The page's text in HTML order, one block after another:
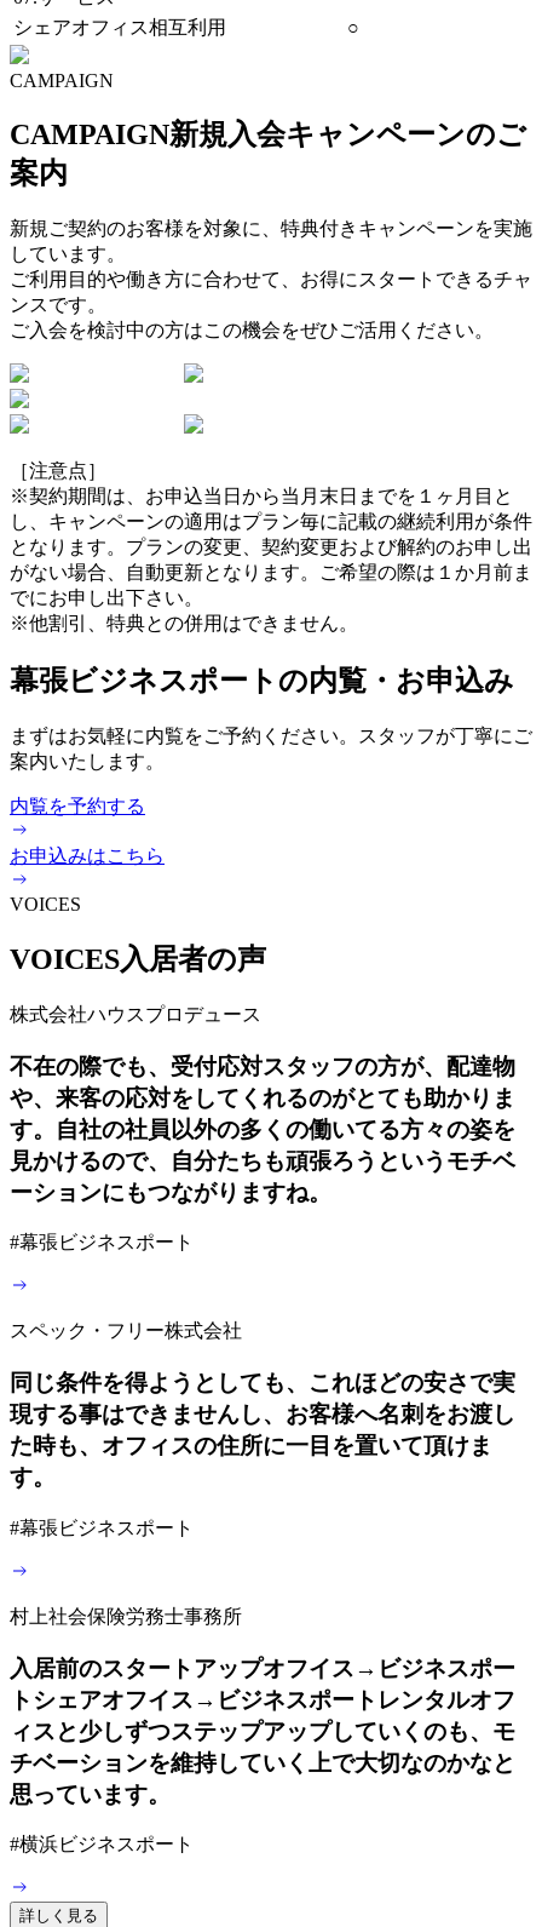
シェアオフィス相互利用
○
CAMPAIGN
CAMPAIGN新規入会キャンペーンのご
案内
新規ご契約のお客様を対象に、特典付きキャンペーンを実施
しています。
ご利用目的や働き方に合わせて、お得にスタートできるチャ
ンスです。
ご入会を検討中の方はこの機会をぜひご活用ください。
［注意点］
※契約期間は、お申込当日から当月末日までを１ヶ月目と
し、キャンペーンの適用はプラン毎に記載の継続利用が条件
となります。プランの変更、契約変更および解約のお申し出
がない場合、自動更新となります。ご希望の際は１か月前ま
でにお申し出下さい。
※他割引、特典との併用はできません。
幕張ビジネスポートの内覧・お申込み
まずはお気軽に内覧をご予約ください。スタッフが丁寧にご
案内いたします。
内覧を予約する
お申込みはこちら
VOICES
VOICES入居者の声
株式会社ハウスプロデュース
不在の際でも、受付応対スタッフの方が、配達物
や、来客の応対をしてくれるのがとても助かりま
す。自社の社員以外の多くの働いてる方々の姿を
見かけるので、自分たちも頑張ろうというモチベ
ーションにもつながりますね。
#幕張ビジネスポート
スペック・フリー株式会社
同じ条件を得ようとしても、これほどの安さで実
現する事はできませんし、お客様へ名刺をお渡し
た時も、オフィスの住所に一目を置いて頂けま
す。
#幕張ビジネスポート
村上社会保険労務士事務所
入居前のスタートアップオフイス→ビジネスポー
トシェアオフイス→ビジネスポートレンタルオフ
ィスと少しずつステップアップしていくのも、モ
チベーションを維持していく上で大切なのかなと
思っています。
#横浜ビジネスポート
詳しく見る